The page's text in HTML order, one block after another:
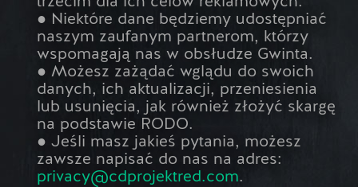
● Niektóre dane będziemy udostępniać
naszym zaufanym partnerom, którzy
wspomagają nas w obsłudze Gwinta.
● Możesz zażądać wglądu do swoich
danych, ich aktualizacji, przeniesienia
lub usunięcia, jak również złożyć skargę
na podstawie RODO.
● Jeśli masz jakieś pytania, możesz
zawsze napisać do nas na adres:
privacy@cdprojektred.com.